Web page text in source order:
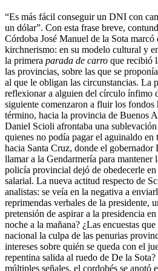
“Es más fácil conseguir un DNI con
un dólar”. Con esta frase breve,
Córdoba José Manuel de la Sota marcó
kirchnerismo: en su modelo cultural y
la primera parada de carro que recibió
las provincias, sobre las que se
al que le obligan las circunstancias. La
reflexionar a alguien del círculo ínfimo
siguiente comenzaron a fluir los
término, hacia la provincia de Buenos
Daniel Scioli afrontaba una
quienes no podía pagar el aguinaldo
hacia Santa Cruz, donde el gobernador
llamar a la Gendarmería para mantener
policía provincial dejó de obedecerle
salarial. La nueva actitud respecto de
analistas: se veía en la negativa a
reprimendas verbales de la presidente,
pretensión de aspirar a la presidencia
noche a la mañana? ¿Las encuestas
nacional la culpa de las penurias
intereses sobre quién se queda con el
repentina salida al ruedo de De la
múltiples señales, el cordobés se anotó